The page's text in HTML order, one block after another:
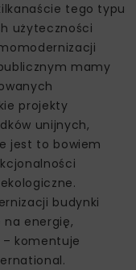
tego typu
użyteczności
mamy
projekty
unijnych,
jest to bowiem
budynki
na energię,
komentuje